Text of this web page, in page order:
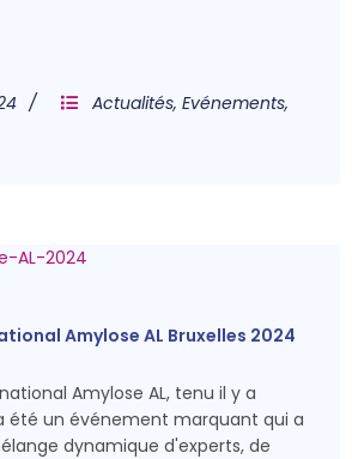
Actualités, Evénements,
Amylose AL Bruxelles 2024
Amylose AL, tenu il y a
été un événement marquant qui a
dynamique d'experts, de